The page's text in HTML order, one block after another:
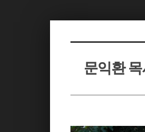
문익환
스케치북5
스케치북5
스케치북5
스케치북5